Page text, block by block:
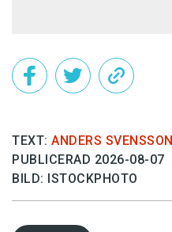
TEXT: ANDERS SVENSSON
PUBLICERAD 2026-08-07
BILD: ISTOCKPHOTO